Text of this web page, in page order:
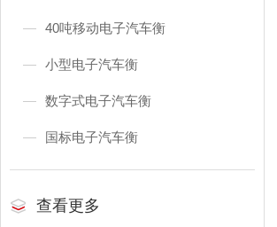
40吨移动电子汽车衡
小型电子汽车衡
数字式电子汽车衡
国标电子汽车衡
查看更多